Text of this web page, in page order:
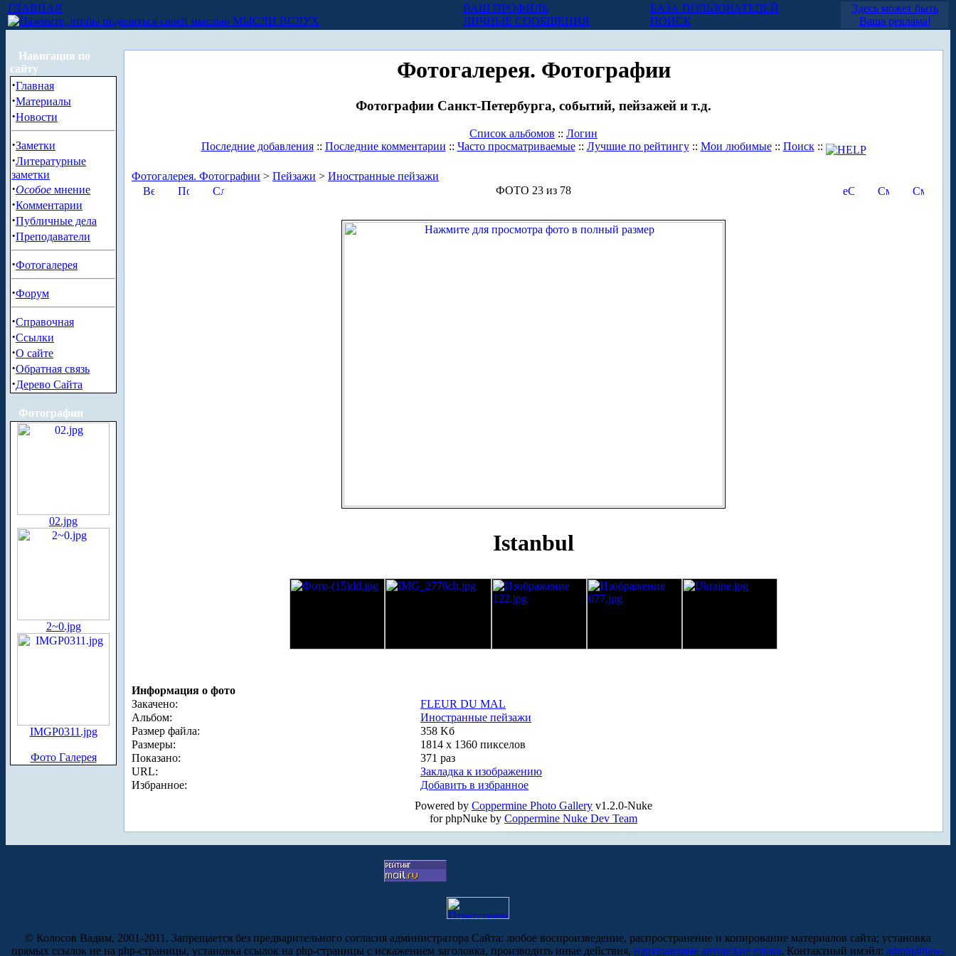
ГЛАВНАЯ
МЫСЛИ ВСЛУХ
ВАШ ПРОФИЛЬ
ЛИЧНЫЕ СООБЩЕНИЯ
БАЗА ПОЛЬЗОВАТЕЛЕЙ
ПОИСК
Здесь может быть
Ваша реклама!
Навигация по
сайту
·Главная
·Материалы
·Новости
·Заметки
·Литературные
заметки
·Особое мнение
·Комментарии
·Публичные дела
·Преподаватели
·Фотогалерея
·Форум
·Справочная
·Ссылки
·О сайте
·Обратная связь
·Дерево Сайта
Фотографии
02.jpg
2~0.jpg
IMGP0311.jpg
Фото Галерея
Фотогалерея. Фотографии
Фотографии Санкт-Петербурга, событий, пейзажей и т.д.
Список альбомов :: Логин
Последние добавления:: Последние комментарии :: Часто просматриваемые:: Лучшие по рейтингу:: Мои любимые:: Поиск::
Фотогалерея. Фотографии > Пейзажи > Иностранные пейзажи
ФОТО 23 из 78
Istanbul
Информация о фото
Закачено:
FLEUR DU MAL
Альбом:
Иностранные пейзажи
Размер файла:
358 Kб
Размеры:
1814 x 1360 пикселов
Показано:
371 раз
URL:
Закладка к изображению
Избранное:
Добавить в избранное
Powered by Coppermine Photo Gallery v1.2.0-Nuke
for phpNuke by Coppermine Nuke Dev Team
© Колосов Вадим, 2001-2011. Запрещается без предварительного согласия администратора Сайта: любое воспроизведение, распространение и копирование материалов сайта; установка
прямых ссылок не на php-страницы, установка ссылок на php-страницы с искажением заголовка, производить иные действия, нарушающие авторские права. Контактный имэйл: admin@law-